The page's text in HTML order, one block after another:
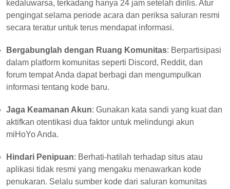
kedaluwarsa, terkadang hanya 24 jam setelah dirilis. Atur
pengingat selama periode acara dan periksa saluran resmi
secara teratur untuk terus mendapat informasi.
Bergabunglah dengan Ruang Komunitas: Berpartisipasi
dalam platform komunitas seperti Discord, Reddit, dan
forum tempat Anda dapat berbagi dan mengumpulkan
informasi tentang kode baru.
Jaga Keamanan Akun: Gunakan kata sandi yang kuat dan
aktifkan otentikasi dua faktor untuk melindungi akun
miHoYo Anda.
Hindari Penipuan: Berhati-hatilah terhadap situs atau
aplikasi tidak resmi yang mengaku menawarkan kode
penukaran. Selalu sumber kode dari saluran komunitas